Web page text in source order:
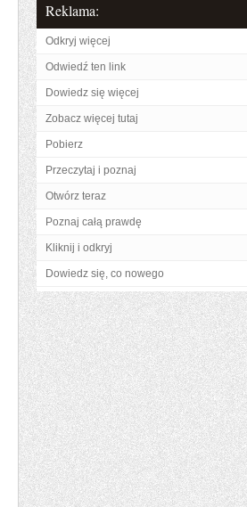
Reklama:
Odkryj więcej
Odwiedź ten link
Dowiedz się więcej
Zobacz więcej tutaj
Pobierz
Przeczytaj i poznaj
Otwórz teraz
Poznaj całą prawdę
Kliknij i odkryj
Dowiedz się, co nowego